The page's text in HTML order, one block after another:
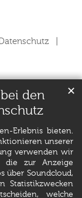
den
Erlebnis bieten.
unserer
verwenden wir
die zur Anzeige
über Soundcloud,
Statistikzwecken
welche
✕
Datenschutz